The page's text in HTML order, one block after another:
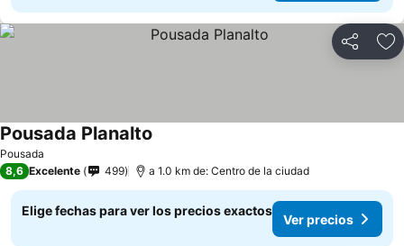
Compartir
Pousada
Pousada Planalto
8,6 Excelente 499 a 1.0 km de: Centro de la ciudad
Elige fechas para ver los precios exactos
Ver precios